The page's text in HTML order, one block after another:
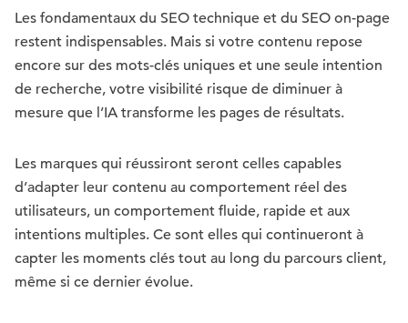
Les fondamentaux du SEO technique et du SEO on-page
restent indispensables. Mais si votre contenu repose
encore sur des mots-clés uniques et une seule intention
de recherche, votre visibilité risque de diminuer à
mesure que l’IA transforme les pages de résultats.
Les marques qui réussiront seront celles capables
d’adapter leur contenu au comportement réel des
utilisateurs, un comportement fluide, rapide et aux
intentions multiples. Ce sont elles qui continueront à
capter les moments clés tout au long du parcours client,
même si ce dernier évolue.